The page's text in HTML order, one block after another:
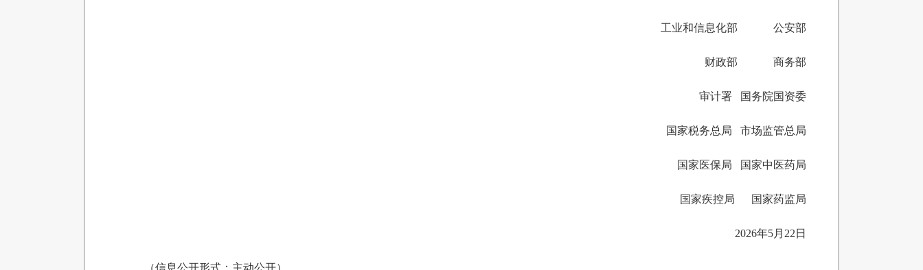
工业和信息化部 公安部
财政部 商务部
审计署 国务院国资委
国家税务总局 市场监管总局
国家医保局 国家中医药局
国家疾控局 国家药监局
2026年5月22日
（信息公开形式：主动公开）